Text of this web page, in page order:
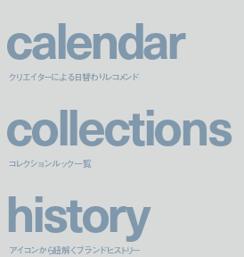
calendar
クリエイターによる日替わりレコメンド
collections
コレクションルック一覧
history
アイコンから紐解くブランドヒストリー